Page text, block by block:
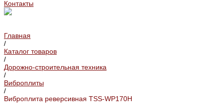
Контакты
Главная
/
Каталог товаров
/
Дорожно-строительная техника
/
Виброплиты
/
Виброплита реверсивная TSS-WP170H